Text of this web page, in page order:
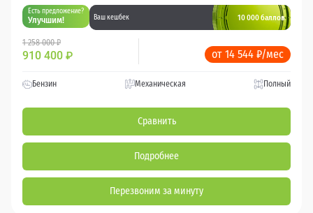
Есть предложение?
Улучшим! Ваш кешбек 10 000 баллов
1 258 000 ₽
910 400 ₽ от 14 544 ₽/мес
Бензин Механическая Полный
Сравнить
Подробнее
Перезвоним за минуту